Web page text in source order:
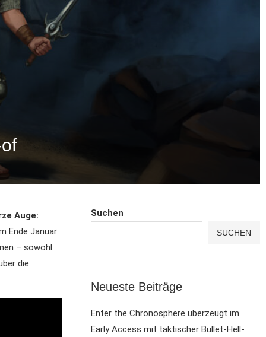
Auge:
Ende Januar
– sowohl
die
Suchen
SUCHEN
Neueste Beiträge
Enter the Chronosphere überzeugt im
Early Access mit taktischer Bullet-Hell-